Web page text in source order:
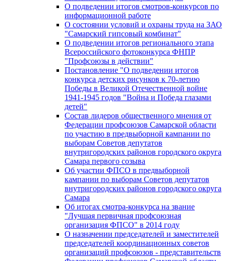
О подведении итогов смотров-конкурсов по
информационной работе
О состоянии условий и охраны труда на ЗАО
"Самарский гипсовый комбинат"
О подведении итогов регионального этапа
Всероссийского фотоконкурса ФНПР
"Профсоюзы в действии"
Постановление "О подведении итогов
конкурса детских рисунков к 70-летию
Победы в Великой Отечественной войне
1941-1945 годов "Война и Победа глазами
детей"
Состав лидеров общественного мнения от
Федерации профсоюзов Самарской области
по участию в предвыборной кампании по
выборам Советов депутатов
внутригородских районов городского округа
Самара первого созыва
Об участии ФПСО в предвыборной
кампании по выборам Советов депутатов
внутригородских районов городского округа
Самара
Об итогах смотра-конкурса на звание
"Лучшая первичная профсоюзная
организация ФПСО" в 2014 году
О назначении председателей и заместителей
председателей координационных советов
организаций профсоюзов - представительств